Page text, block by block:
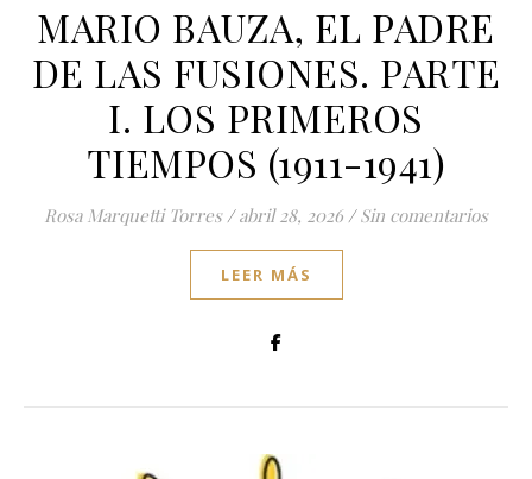
MARIO BAUZA, EL PADRE
DE LAS FUSIONES. PARTE
I. LOS PRIMEROS
TIEMPOS (1911-1941)
Rosa Marquetti Torres / abril 28, 2026 / Sin comentarios
LEER MÁS